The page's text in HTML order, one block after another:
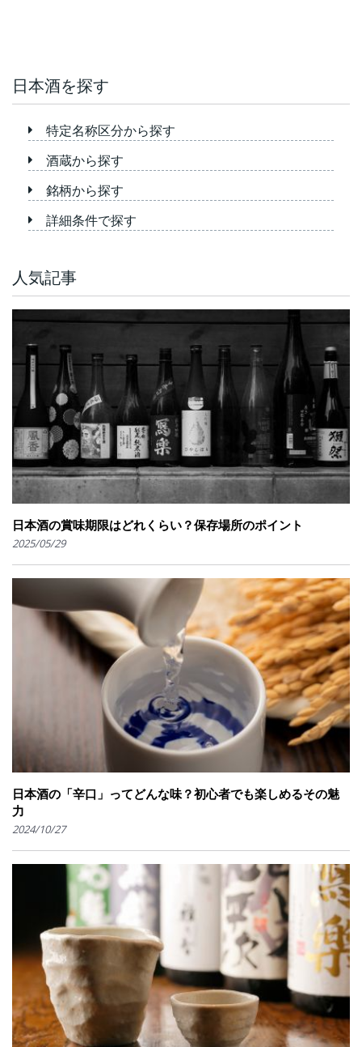
日本酒を探す
特定名称区分から探す
酒蔵から探す
銘柄から探す
詳細条件で探す
人気記事
日本酒の賞味期限はどれくらい？保存場所のポイント
2025/05/29
日本酒の「辛口」ってどんな味？初心者でも楽しめるその魅
力
2024/10/27